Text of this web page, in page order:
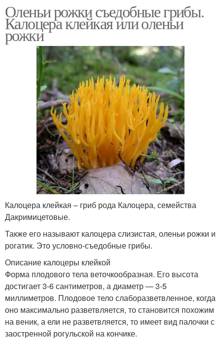
Оленьи рожки съедобные грибы.
Калоцера клейкая или оленьи
рожки
Калоцера клейкая – гриб рода Калоцера, семейства
Дакримицетовые.
Также его называют калоцера слизистая, оленьи рожки и
рогатик. Это условно-съедобные грибы.
Описание калоцеры клейкой
Форма плодового тела веточкообразная. Его высота
достигает 3-6 сантиметров, а диаметр — 3-5
миллиметров. Плодовое тело слаборазветвленное, когда
оно максимально разветвляется, то становится похожим
на веник, а ели не разветвляется, то имеет вид палочки с
заостренной рогульской на кончике.